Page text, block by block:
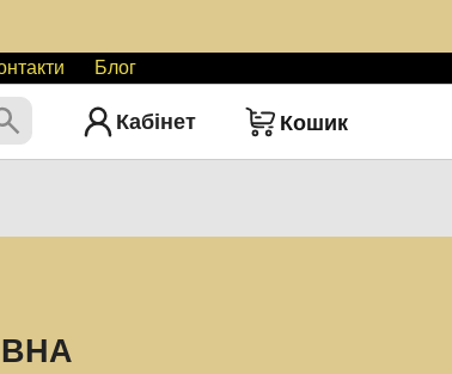
Блог
Кабінет Кошик
ВНА